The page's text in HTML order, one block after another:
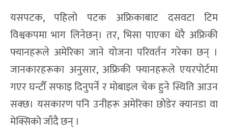
यसपटक, पहिलो पटक अफ्रिकाबाट दसवटा टिम
विश्वकपमा भाग लिनेछन्। तर, भिसा पाएका धेरै अफ्रिकी
फ्यानहरूले अमेरिका जाने योजना परिवर्तन गरेका छन् ।
जानकारहरूका अनुसार, अफ्रिकी फ्यानहरूले एयरपोर्टमा
गएर घन्टौँ सफाइ दिनुपर्ने र मोबाइल चेक हुने स्थिति आउन
सक्छ। यसकारण पनि उनीहरू अमेरिका छोडेर क्यानडा वा
मेक्सिको जाँदै छन् ।